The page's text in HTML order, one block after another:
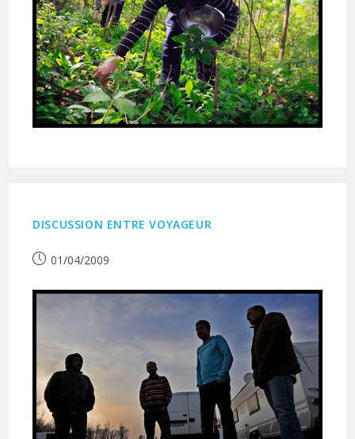
DISCUSSION ENTRE VOYAGEUR
Publication
01/04/2009